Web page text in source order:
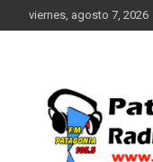
al
viernes, agosto 7, 2026